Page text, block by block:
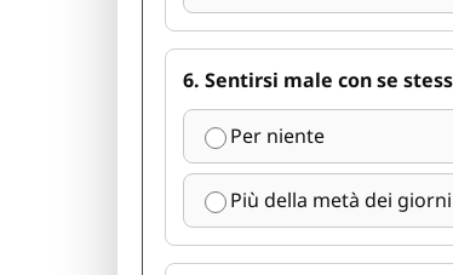
6. Sentirsi male con se
Per niente
Più della metà dei giorni